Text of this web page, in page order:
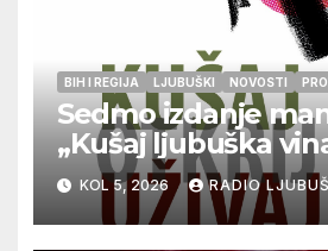
BIH I REGIJA LJUBUŠKI NOVOSTI
Sedmo izdanje
„Kušaj ljubuška
vrhunska vina,
glazbu
KOL 5, 2026 RADIO